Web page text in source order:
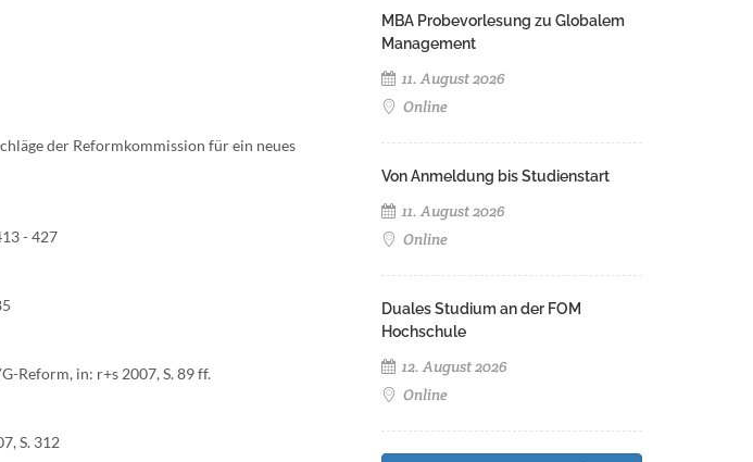
der Reformkommission für ein neues
- 427
Reform, in: r+s 2007, S. 89 ff.
S. 312
MBA Probevorlesung zu Globalem
Management
11. August 2026
Online
Von Anmeldung bis Studienstart
11. August 2026
Online
Duales Studium an der FOM
Hochschule
12. August 2026
Online